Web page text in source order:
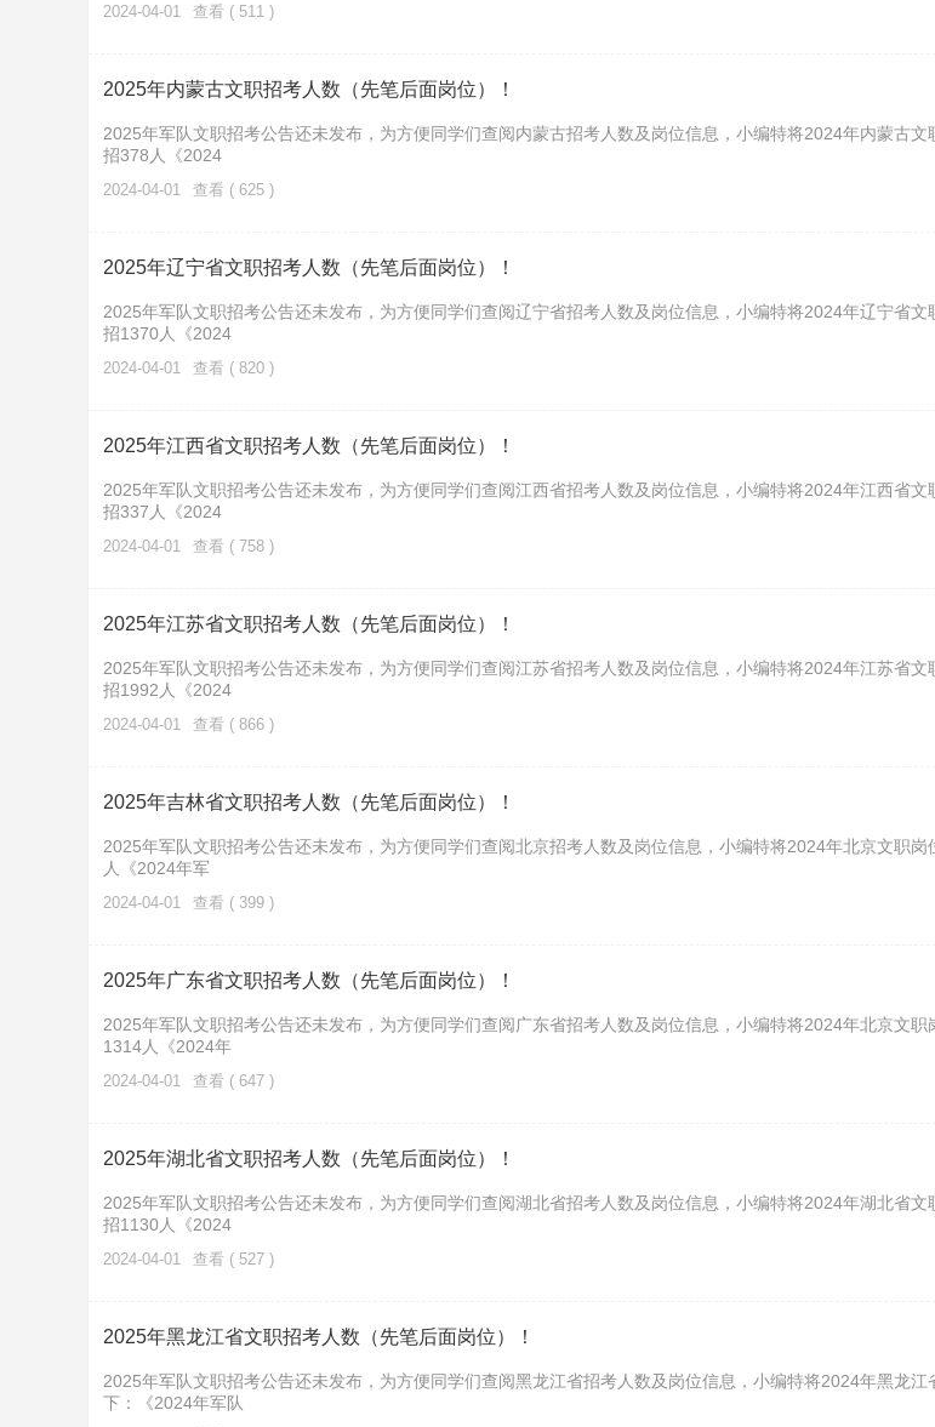
2024-04-01 查看 ( 511 )
2025年内蒙古文职招考人数（先笔后面岗位）！
2025年军队文职招考公告还未发布，为方便同学们查阅内蒙古招考人数及岗位信息，小编特将2024年内蒙古文
招378人《2024
2024-04-01 查看 ( 625 )
2025年辽宁省文职招考人数（先笔后面岗位）！
2025年军队文职招考公告还未发布，为方便同学们查阅辽宁省招考人数及岗位信息，小编特将2024年辽宁省文
招1370人《2024
2024-04-01 查看 ( 820 )
2025年江西省文职招考人数（先笔后面岗位）！
2025年军队文职招考公告还未发布，为方便同学们查阅江西省招考人数及岗位信息，小编特将2024年江西省文
招337人《2024
2024-04-01 查看 ( 758 )
2025年江苏省文职招考人数（先笔后面岗位）！
2025年军队文职招考公告还未发布，为方便同学们查阅江苏省招考人数及岗位信息，小编特将2024年江苏省文
招1992人《2024
2024-04-01 查看 ( 866 )
2025年吉林省文职招考人数（先笔后面岗位）！
2025年军队文职招考公告还未发布，为方便同学们查阅北京招考人数及岗位信息，小编特将2024年北京文职岗
人《2024年军
2024-04-01 查看 ( 399 )
2025年广东省文职招考人数（先笔后面岗位）！
2025年军队文职招考公告还未发布，为方便同学们查阅广东省招考人数及岗位信息，小编特将2024年北京文职
1314人《2024年
2024-04-01 查看 ( 647 )
2025年湖北省文职招考人数（先笔后面岗位）！
2025年军队文职招考公告还未发布，为方便同学们查阅湖北省招考人数及岗位信息，小编特将2024年湖北省文
招1130人《2024
2024-04-01 查看 ( 527 )
2025年黑龙江省文职招考人数（先笔后面岗位）！
2025年军队文职招考公告还未发布，为方便同学们查阅黑龙江省招考人数及岗位信息，小编特将2024年黑龙江
下：《2024年军队